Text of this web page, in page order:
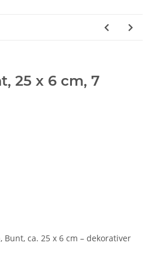
25 x 6 cm, 7
ca. 25 x 6 cm – dekorativer